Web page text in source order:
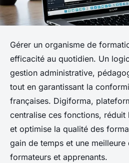
Gérer un organisme de
efficacité au quotidien. Un
gestion administrative,
tout en garantissant la
françaises. Digiforma,
centralise ces fonctions, réduit
et optimise la qualité des
gain de temps et une
formateurs et apprenants.